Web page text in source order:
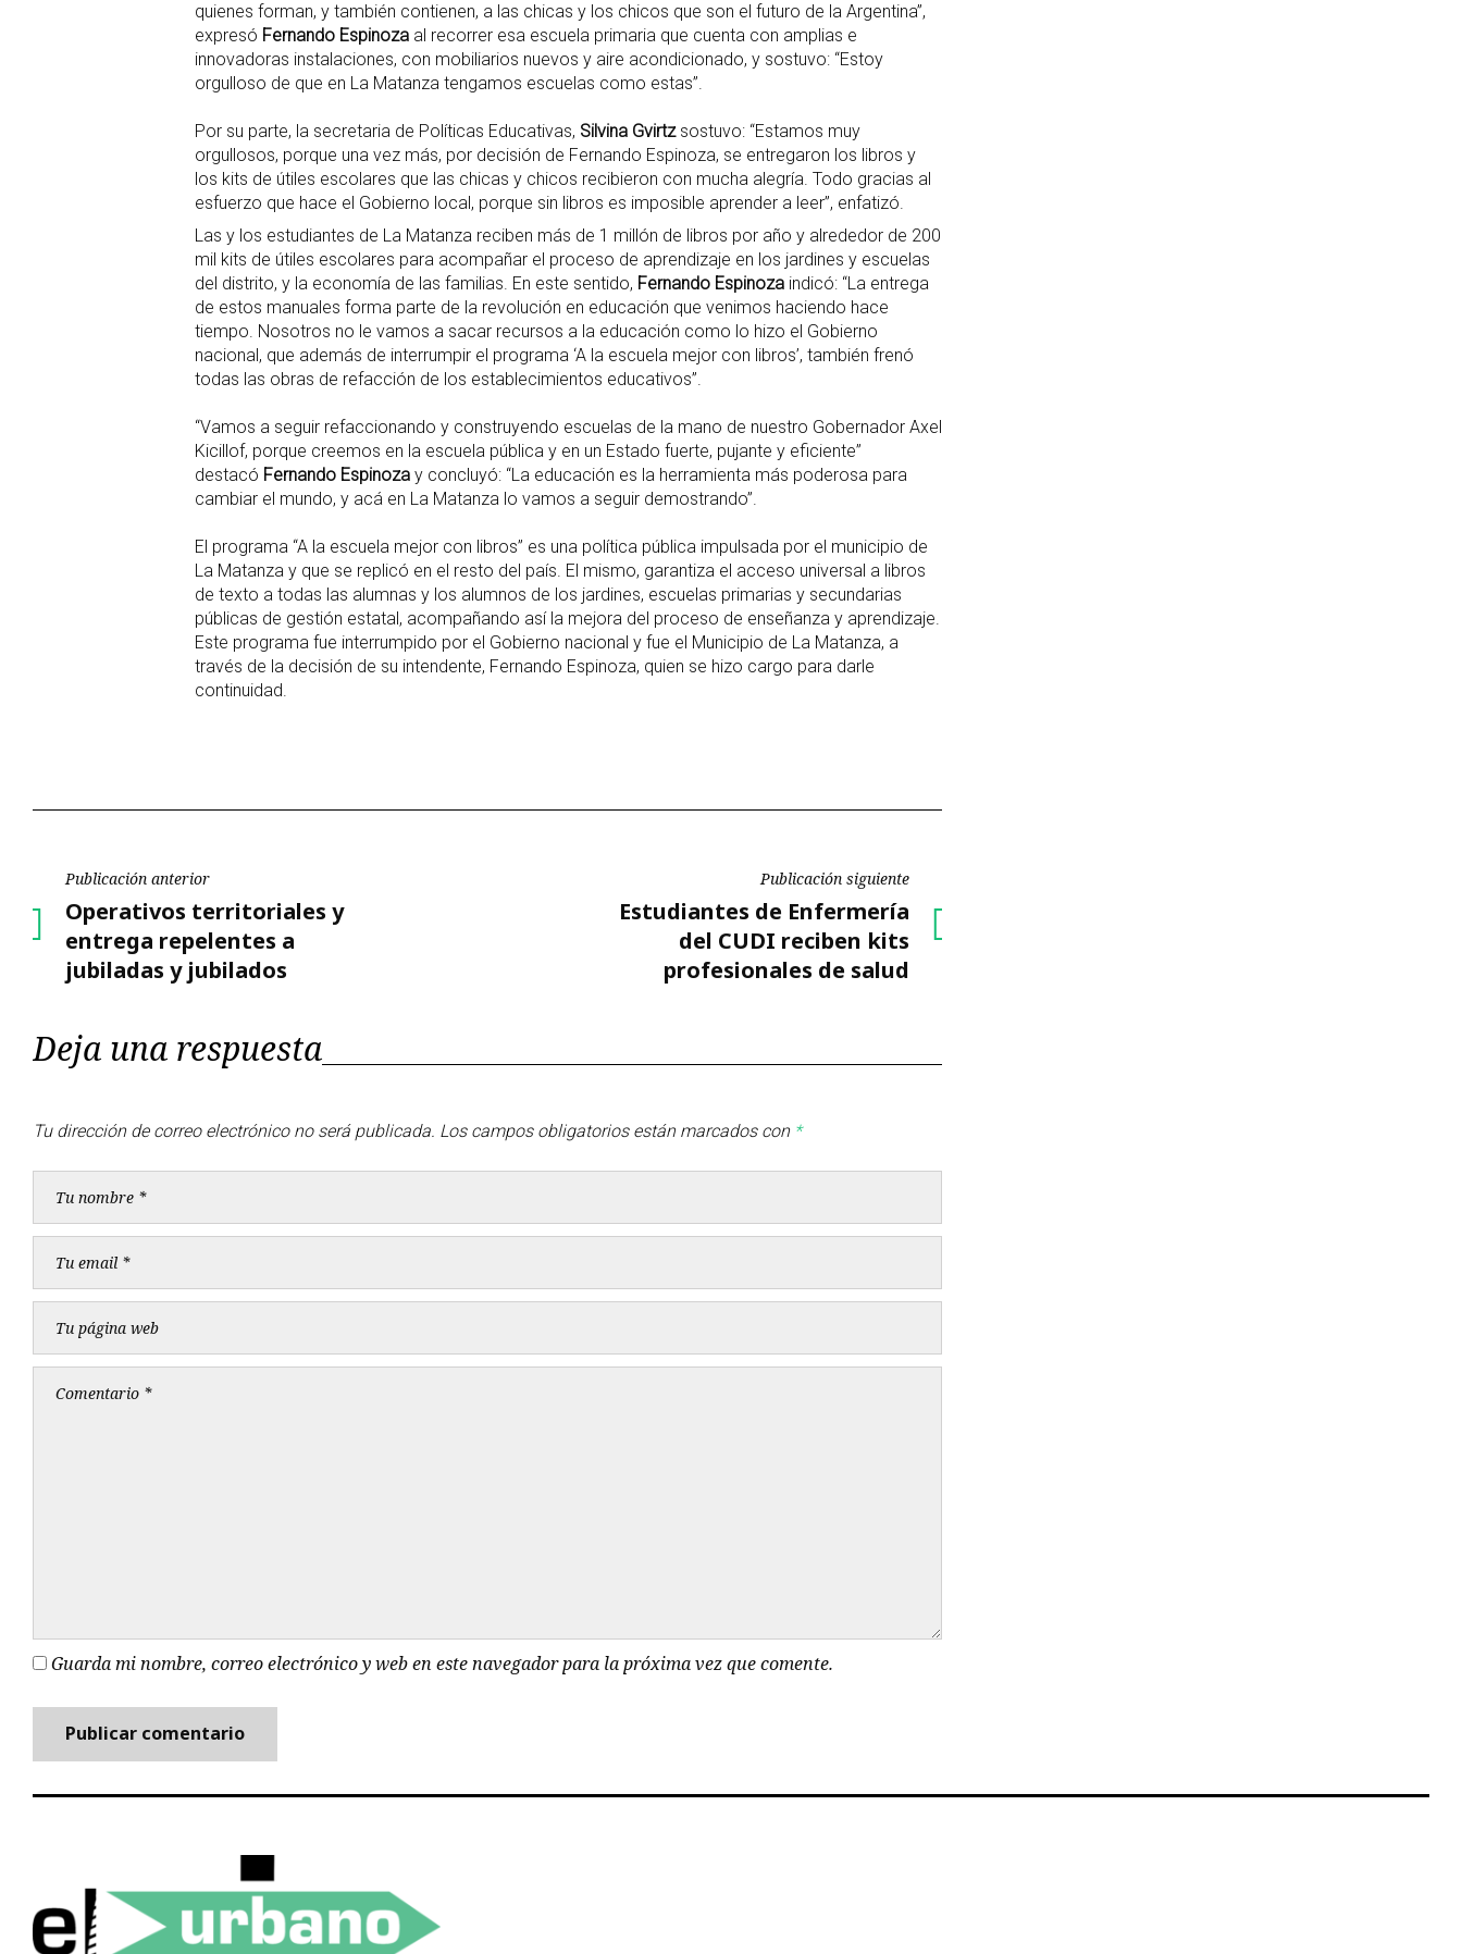
quienes forman, y también contienen, a las chicas y los chicos que son el futuro de la Argentina”,
expresó Fernando Espinoza al recorrer esa escuela primaria que cuenta con amplias e
innovadoras instalaciones, con mobiliarios nuevos y aire acondicionado, y sostuvo: “Estoy
orgulloso de que en La Matanza tengamos escuelas como estas”.
Por su parte, la secretaria de Políticas Educativas, Silvina Gvirtzsostuvo: “Estamos muy
orgullosos, porque una vez más, por decisión de Fernando Espinoza, se entregaron los libros y
los kits de útiles escolares que las chicas y chicos recibieron con mucha alegría. Todo gracias al
esfuerzo que hace el Gobierno local, porque sin libros es imposible aprender a leer”, enfatizó.
Las y los estudiantes de La Matanza reciben más de 1 millón de libros por año y alrededor de 200
mil kits de útiles escolares para acompañar el proceso de aprendizaje en los jardines y escuelas
del distrito, y la economía de las familias. En este sentido, Fernando Espinoza indicó: “La entrega
de estos manuales forma parte de la revolución en educación que venimos haciendo hace
tiempo. Nosotros no le vamos a sacar recursos a la educación como lo hizo el Gobierno
nacional, que además de interrumpir el programa ‘A la escuela mejor con libros’, también frenó
todas las obras de refacción de los establecimientos educativos”.
“Vamos a seguir refaccionando y construyendo escuelas de la mano de nuestro Gobernador Axel
Kicillof, porque creemos en la escuela pública y en un Estado fuerte, pujante y eficiente”
destacó Fernando Espinoza y concluyó: “La educación es la herramienta más poderosa para
cambiar el mundo, y acá en La Matanza lo vamos a seguir demostrando”.
El programa “A la escuela mejor con libros” es una política pública impulsada por el municipio de
La Matanza y que se replicó en el resto del país. El mismo, garantiza el acceso universal a libros
de texto a todas las alumnas y los alumnos de los jardines, escuelas primarias y secundarias
públicas de gestión estatal, acompañando así la mejora del proceso de enseñanza y aprendizaje.
Este programa fue interrumpido por el Gobierno nacional y fue el Municipio de La Matanza, a
través de la decisión de su intendente, Fernando Espinoza, quien se hizo cargo para darle
continuidad.
Navegación
de
entradas
Publicación anterior
Publicación
anterior
Operativos territoriales y
entrega repelentes a
jubiladas y jubilados
Publicación siguiente
Publicación
siguiente
Estudiantes de Enfermería
del CUDI reciben kits
profesionales de salud
Deja una respuesta
Tu dirección de correo electrónico no será publicada. Los campos obligatorios están marcados con *
Guarda mi nombre, correo electrónico y web en este navegador para la próxima vez que comente.